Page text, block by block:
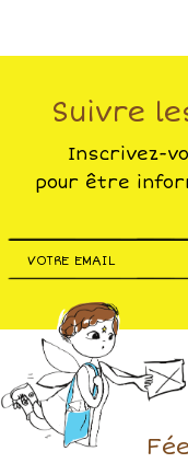
Suivre
Inscrivez-
pour être